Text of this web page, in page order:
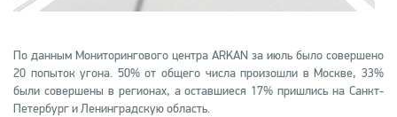
По данным Мониторингового центра ARKAN за июль было совершено
20 попыток угона. 50% от общего числа произошли в Москве, 33%
были совершены в регионах, а оставшиеся 17% пришлись на Санкт-
Петербург и Ленинградскую область.